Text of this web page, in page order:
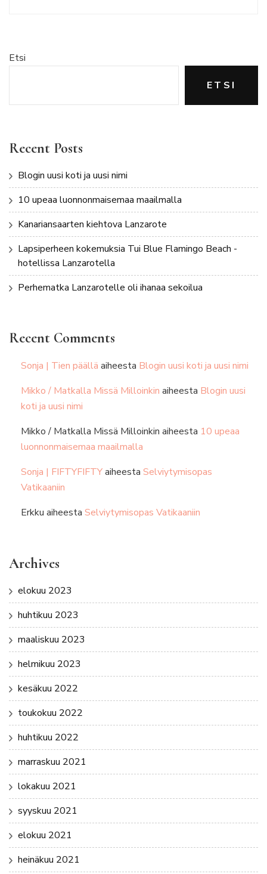
Etsi
ETSI
Recent Posts
Blogin uusi koti ja uusi nimi
10 upeaa luonnonmaisemaa maailmalla
Kanariansaarten kiehtova Lanzarote
Lapsiperheen kokemuksia Tui Blue Flamingo Beach -
hotellissa Lanzarotella
Perhematka Lanzarotelle oli ihanaa sekoilua
Recent Comments
Sonja | Tien päällä aiheesta Blogin uusi koti ja uusi nimi
Mikko / Matkalla Missä Milloinkin aiheesta Blogin uusi
koti ja uusi nimi
Mikko / Matkalla Missä Milloinkin aiheesta 10 upeaa
luonnonmaisemaa maailmalla
Sonja | FIFTYFIFTYaiheesta Selviytymisopas
Vatikaaniin
Erkku aiheesta Selviytymisopas Vatikaaniin
Archives
elokuu 2023
huhtikuu 2023
maaliskuu 2023
helmikuu 2023
kesäkuu 2022
toukokuu 2022
huhtikuu 2022
marraskuu 2021
lokakuu 2021
syyskuu 2021
elokuu 2021
heinäkuu 2021